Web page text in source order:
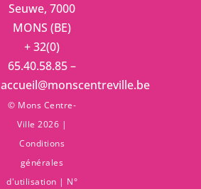
Seuwe, 7000
MONS (BE)
+ 32(0)
65.40.58.85 –
accueil@monscentreville.be
© Mons Centre-
Ville 2026 |
Conditions
générales
d'utilisation | N°